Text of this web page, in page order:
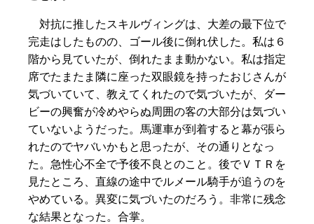
対抗に推したスキルヴィングは、大差の最下位で
完走はしたものの、ゴール後に倒れ伏した。私は６
階から見ていたが、倒れたまま動かない。私は指定
席でたまたま隣に座った双眼鏡を持ったおじさんが
気づいていて、教えてくれたので気づいたが、ダー
ビーの興奮が冷めやらぬ周囲の客の大部分は気づい
ていないようだった。馬運車が到着すると幕が張ら
れたのでヤバいかもと思ったが、その通りとなっ
た。急性心不全で予後不良とのこと。後でＶＴＲを
見たところ、直線の途中でルメール騎手が追うのを
やめている。異変に気づいたのだろう。非常に残念
な結果となった。合掌。